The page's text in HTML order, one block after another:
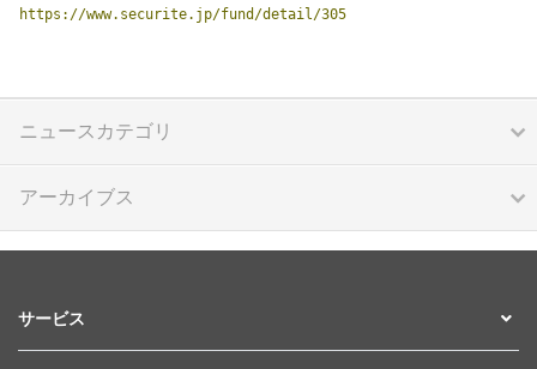
https://www.securite.jp/fund/detail/305
ニュースカテゴリ
アーカイブス
サービス